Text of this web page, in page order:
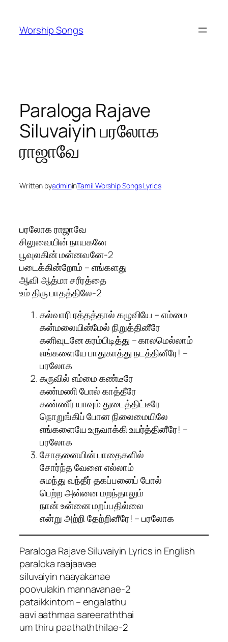
content
Worship Songs
Paraloga Rajave
Siluvaiyin பரலோக
ராஜாவே
Written byadmininTamil Worship Songs Lyrics
பரலோக ராஜாவே
சிலுவையின் நாயகனே
பூவுலகின் மன்னவனே-2
படைக்கின்றோம் – எங்களது
ஆவி ஆத்மா சரீரத்தை
உம் திரு பாதத்திலே-2
கல்வாரி ரத்தத்தால் கழுவியே – எம்மை
கன்மலையின்மேல் நிறுத்தினீரே
கனிவுடனே கரம்பிடித்து – காலமெல்லாம்
எங்களையே பாதுகாத்து நடத்தினீரே! –
பரலோக
கருவில் எம்மை கண்டீரே
கண்மணி போல் காத்தீரே
கண்ணீர் யாவும் துடைத்திட்டீரே
நொறுங்கிப் போன நிலைமையிலே
எங்களையே உருவாக்கி உயர்த்தினீரே! –
பரலோக
சோதனையின் பாதைகளில்
சோர்ந்த வேளை எல்லாம்
சுமந்து வந்தீர் தகப்பனைப் போல்
பெற்ற அன்னை மறந்தாலும்
நான் உன்னை மறப்பதில்லை
என்று அற்றி தேற்றினீரே! – பரலோக
Paraloga Rajave Siluvaiyin Lyrics in English
paraloka raajaavae
siluvaiyin naayakanae
poovulakin mannavanae-2
pataikkintom – engalathu
aavi aathmaa sareeraththai
um thiru paathaththilae-2